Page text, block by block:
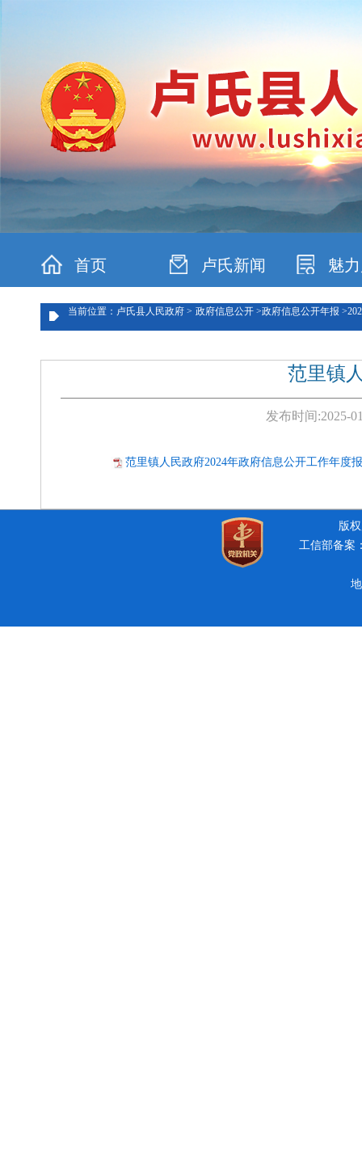
首页 卢氏新闻 魅
当前位置：卢氏县人民政府 > 政府信息公开 >政府信息公开年报 >
范里镇
发布时间:2025-
范里镇人民政府2024年政府信息公开工作年度
版
工信部备案